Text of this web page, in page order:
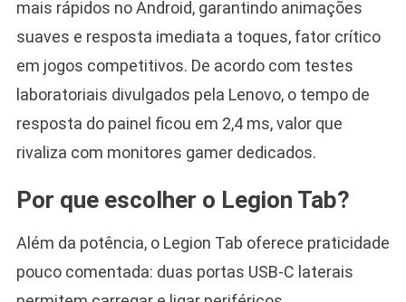
mais rápidos no Android, garantindo animações
suaves e resposta imediata a toques, fator crítico
em jogos competitivos. De acordo com testes
laboratoriais divulgados pela Lenovo, o tempo de
resposta do painel ficou em 2,4 ms, valor que
rivaliza com monitores gamer dedicados.
Por que escolher o Legion Tab?
Além da potência, o Legion Tab oferece praticidade
pouco comentada: duas portas USB-C laterais